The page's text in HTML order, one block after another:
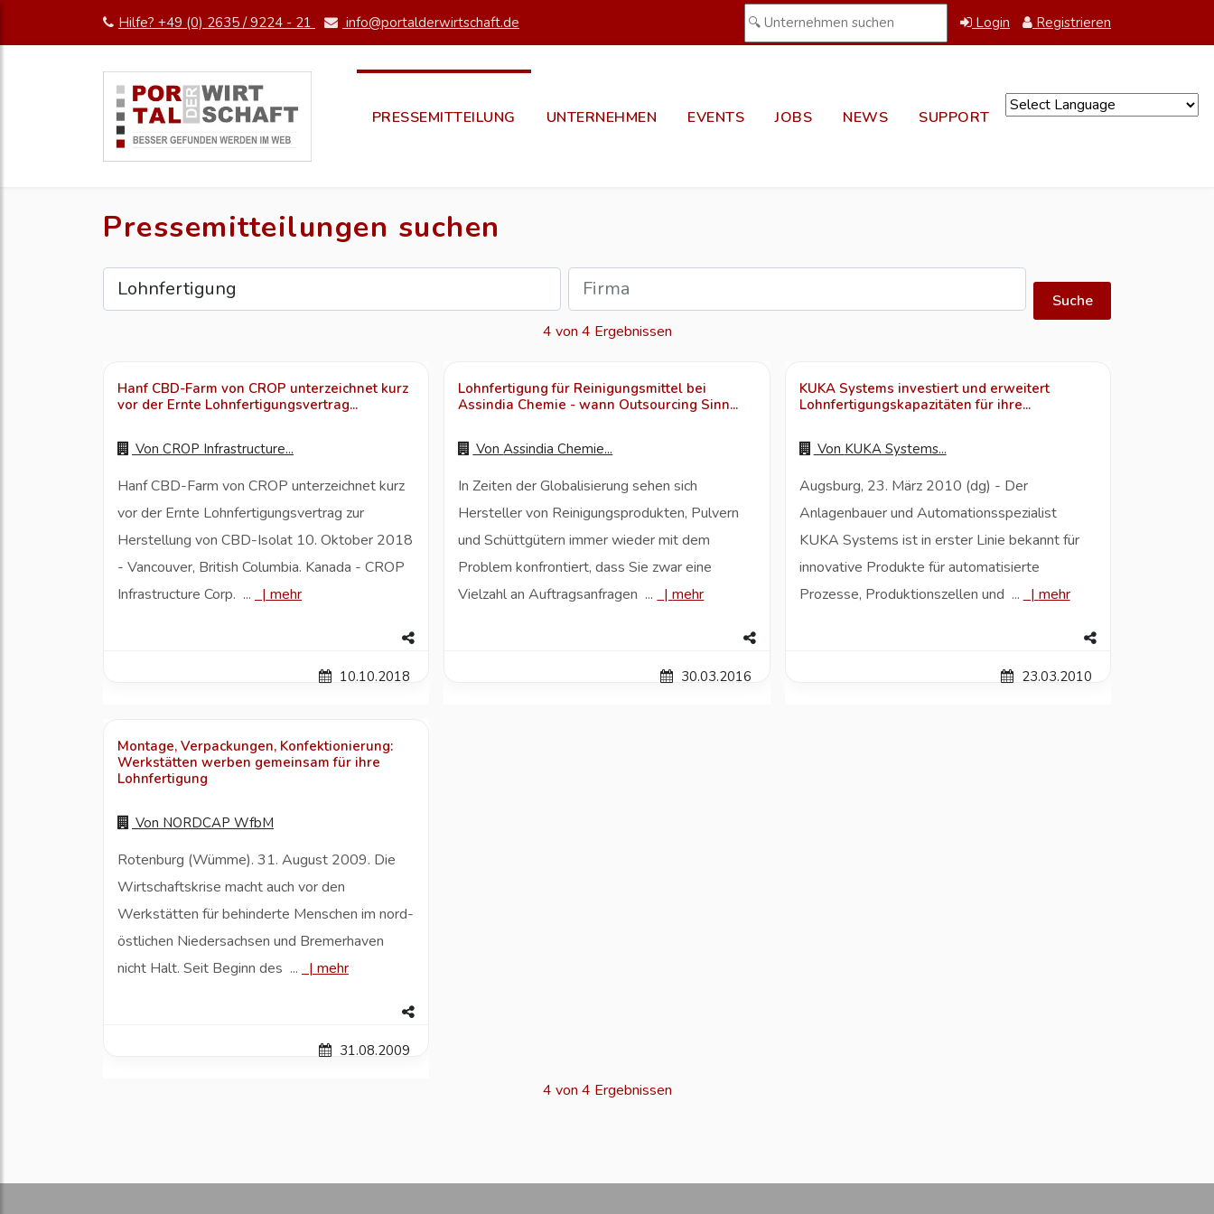
Hilfe? +49 (0) 2635 / 9224 - 21 info@portalderwirtschaft.de Login Registrieren
PRESSEMITTEILUNG UNTERNEHMEN EVENTS JOBS NEWS SUPPORT
Pressemitteilungen suchen
Suche
4 von 4 Ergebnissen
Hanf CBD-Farm von CROP unterzeichnet kurz
vor der Ernte Lohnfertigungsvertrag...
Von CROP Infrastructure...
Hanf CBD-Farm von CROP unterzeichnet kurz
vor der Ernte Lohnfertigungsvertrag zur
Herstellung von CBD-Isolat 10. Oktober 2018
- Vancouver, British Columbia. Kanada - CROP
Infrastructure Corp. ...
| mehr
10.10.2018
Lohnfertigung für Reinigungsmittel bei
Assindia Chemie - wann Outsourcing Sinn...
VonAssindia Chemie...
In Zeiten der Globalisierung sehen sich
Hersteller von Reinigungsprodukten, Pulvern
und Schüttgütern immer wieder mit dem
Problem konfrontiert, dass Sie zwar eine
Vielzahl an Auftragsanfragen ...
|mehr
30.03.2016
KUKA Systems investiert und erweitert
Lohnfertigungskapazitäten für ihre...
Von KUKA Systems...
Augsburg, 23. März 2010 (dg) - Der
Anlagenbauer und Automationsspezialist
KUKA Systems ist in erster Linie bekannt für
innovative Produkte für automatisierte
Prozesse, Produktionszellen und ...
| mehr
23.03.2010
Montage, Verpackungen, Konfektionierung:
Werkstätten werben gemeinsam für ihre
Lohnfertigung
Von NORDCAP WfbM
Rotenburg (Wümme). 31. August 2009. Die
Wirtschaftskrise macht auch vor den
Werkstätten für behinderte Menschen im nord-
östlichen Niedersachsen und Bremerhaven
nicht Halt. Seit Beginn des ...
| mehr
31.08.2009
4 von 4 Ergebnissen